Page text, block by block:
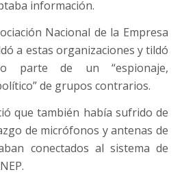
información.
Nacional de la Empresa
a estas organizaciones y tildó
parte de un “espionaje,
de grupos contrarios.
que también había sufrido de
de micrófonos y antenas de
conectados al sistema de